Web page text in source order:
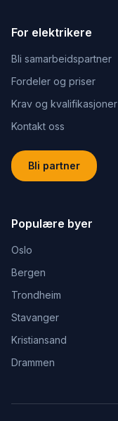
For elektrikere
Bli samarbeidspartner
Fordeler og priser
Krav og kvalifikasjoner
Kontakt oss
Bli partner
Populære byer
Oslo
Bergen
Trondheim
Stavanger
Kristiansand
Drammen